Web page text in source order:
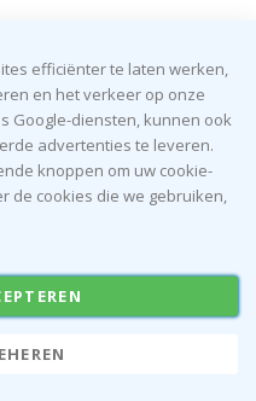
efficiënter te laten werken,
en het verkeer op onze
Google-diensten, kunnen ook
advertenties te leveren.
knoppen om uw cookie-
de cookies die we gebruiken,